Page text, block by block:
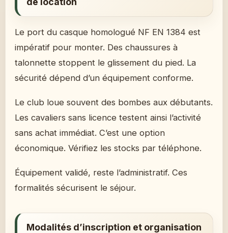
Le port du casque homologué NF EN 1384 est
impératif pour monter. Des chaussures à
talonnette stoppent le glissement du pied. La
sécurité dépend d’un équipement conforme.
Le club loue souvent des bombes aux débutants.
Les cavaliers sans licence testent ainsi l’activité
sans achat immédiat. C’est une option
économique. Vérifiez les stocks par téléphone.
Équipement validé, reste l’administratif. Ces
formalités sécurisent le séjour.
Modalités d’inscription et organisation